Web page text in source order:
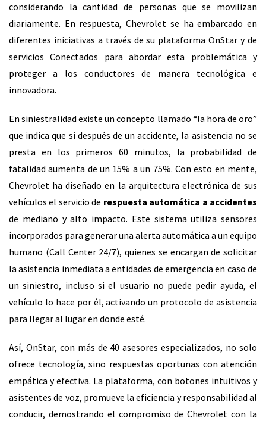
considerando la cantidad de personas que se movilizan
diariamente. En respuesta, Chevrolet se ha embarcado en
diferentes iniciativas a través de su plataforma OnStar y de
servicios Conectados para abordar esta problemática y
proteger a los conductores de manera tecnológica e
innovadora.
En siniestralidad existe un concepto llamado “la hora de oro”
que indica que si después de un accidente, la asistencia no se
presta en los primeros 60 minutos, la probabilidad de
fatalidad aumenta de un 15% a un 75%. Con esto en mente,
Chevrolet ha diseñado en la arquitectura electrónica de sus
vehículos el servicio de respuesta automática a accidentes
de mediano y alto impacto. Este sistema utiliza sensores
incorporados para generar una alerta automática a un equipo
humano (Call Center 24/7), quienes se encargan de solicitar
la asistencia inmediata a entidades de emergencia en caso de
un siniestro, incluso si el usuario no puede pedir ayuda, el
vehículo lo hace por él, activando un protocolo de asistencia
para llegar al lugar en donde esté.
Así, OnStar, con más de 40 asesores especializados, no solo
ofrece tecnología, sino respuestas oportunas con atención
empática y efectiva. La plataforma, con botones intuitivos y
asistentes de voz, promueve la eficiencia y responsabilidad al
conducir, demostrando el compromiso de Chevrolet con la